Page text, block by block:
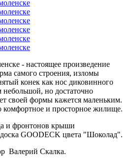
- настоящее произведение
самого строения, изломы
конек как нос диковинного
небольшой, но достаточно
своей формы кажется маленьким.
комфортное и просторное жилище.
и фронтонов крыши
доска GOODECK цвета "Шоколад".
Валерий Скалка.